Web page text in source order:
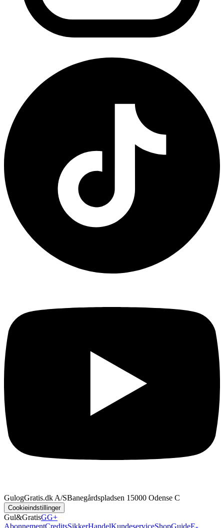
GulogGratis.dk A/SBanegårdspladsen 1 5000 Odense C
Cookieindstillinger
Gul&GratisGG+
AbonnementCreditsSikkerHandelKundeserviceShopGuideE-